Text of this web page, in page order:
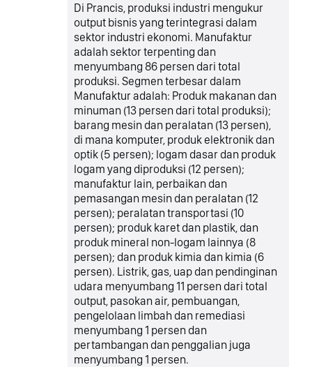
Di Prancis, produksi industri mengukur
output bisnis yang terintegrasi dalam
sektor industri ekonomi. Manufaktur
adalah sektor terpenting dan
menyumbang 86 persen dari total
produksi. Segmen terbesar dalam
Manufaktur adalah: Produk makanan dan
minuman (13 persen dari total produksi);
barang mesin dan peralatan (13 persen),
di mana komputer, produk elektronik dan
optik (5 persen); logam dasar dan produk
logam yang diproduksi (12 persen);
manufaktur lain, perbaikan dan
pemasangan mesin dan peralatan (12
persen); peralatan transportasi (10
persen); produk karet dan plastik, dan
produk mineral non-logam lainnya (8
persen); dan produk kimia dan kimia (6
persen). Listrik, gas, uap dan pendinginan
udara menyumbang 11 persen dari total
output, pasokan air, pembuangan,
pengelolaan limbah dan remediasi
menyumbang 1 persen dan
pertambangan dan penggalian juga
menyumbang 1 persen.